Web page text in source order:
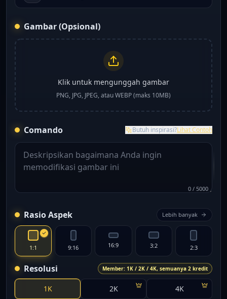
Gambar (Opsional)
Klik untuk mengunggah gambar
PNG, JPG, JPEG, atau WEBP (maks 10MB)
Comando Butuh inspirasi?Lihat Contoh
0 / 5000
Rasio Aspek Lebih banyak
1:1 9:16 16:9 3:2 2:3
Resolusi Member: 1K / 2K / 4K, semuanya 2 kredit
1K 2K 4K